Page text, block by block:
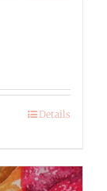
Details